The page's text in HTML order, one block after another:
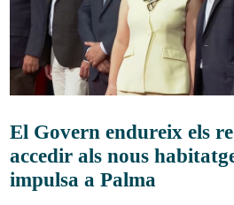
El Govern endureix els
accedir als nous
impulsa a Palma